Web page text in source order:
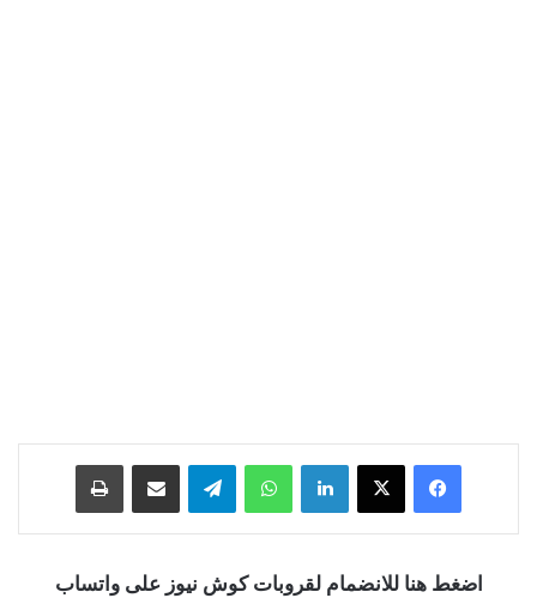
فيسبوك ‫X لينكدإن واتساب تيلقرام
اضغط هنا للانضمام لقروبات كوش نيوز على واتساب